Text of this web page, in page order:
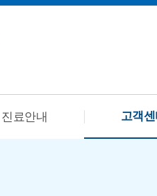
진료안내 고객